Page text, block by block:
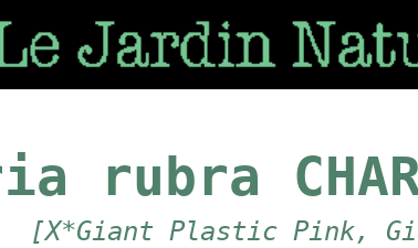
rubra
[X*Giant Plastic Pink,